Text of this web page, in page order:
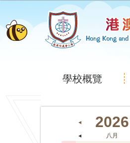
學校概覽
◄ 2026
◄
八月